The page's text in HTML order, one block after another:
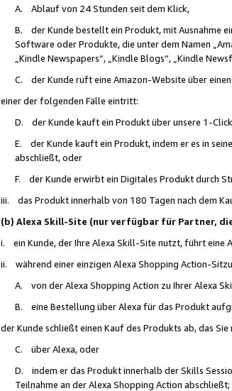
A. Ablauf von 24 Stunden seit dem Klick,
B. der Kunde bestellt ein Produkt, mit Ausnahme
Software oder Produkte, die unter dem Namen
„Kindle Newspapers“, „Kindle Blogs“, „Kindle
C. der Kunde ruft eine Amazon-Website über
einer der folgenden Fälle eintritt:
D. der Kunde kauft ein Produkt über unsere 1-
E. der Kunde kauft ein Produkt, indem er es in
abschließt, oder
F. der Kunde erwirbt ein Digitales Produkt durch
iii. das Produkt innerhalb von 180 Tagen nach dem
(b) Alexa Skill-Site (nur verfügbar für Partner,
i. ein Kunde, der Ihre Alexa Skill-Site nutzt, führt eine
ii. während einer einzigen Alexa Shopping Action-
A. von der Alexa Shopping Action zu Ihrer Alexa
B. eine Bestellung über Alexa für das Produkt
der Kunde schließt einen Kauf des Produkts ab, das
C. über Alexa, oder
D. indem er das Produkt innerhalb der Skills
Teilnahme an der Alexa Shopping Action abschließt;